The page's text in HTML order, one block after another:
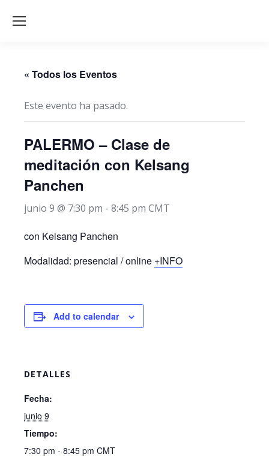
« Todos los Eventos
Este evento ha pasado.
PALERMO – Clase de
meditación con Kelsang
Panchen
junio 9 @ 7:30 pm - 8:45 pm CMT
con Kelsang Panchen
Modalidad: presencial / online +INFO
Add to calendar
DETALLES
Fecha:
junio 9
Tiempo:
7:30 pm - 8:45 pm CMT